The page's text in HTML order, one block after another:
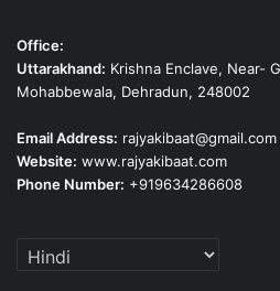
Office:
Uttarakhand: Krishna Enclave, Near-
Mohabbewala, Dehradun, 248002
Email Address: rajyakibaat@gmail.com
Website: www.rajyakibaat.com
Phone Number: +919634286608